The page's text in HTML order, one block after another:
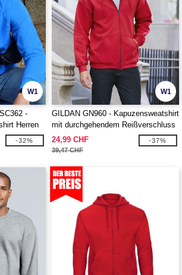
W1
-
Herren
-32%
W1
GILDAN GN960 - Kapuzensweatshirt
mit durchgehendem Reißverschluss
24,99 CHF
39,47 CHF
-37%